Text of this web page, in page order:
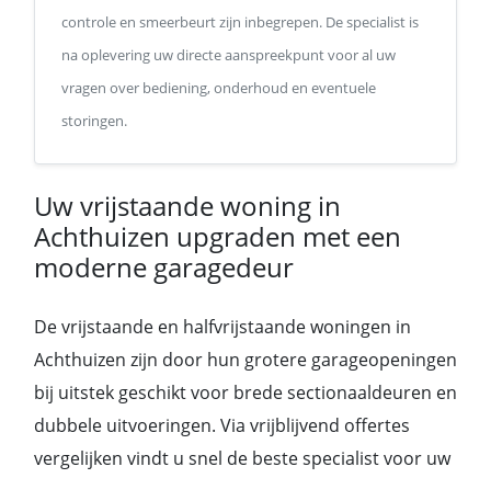
controle en smeerbeurt zijn inbegrepen. De specialist is
na oplevering uw directe aanspreekpunt voor al uw
vragen over bediening, onderhoud en eventuele
storingen.
Uw vrijstaande woning in
Achthuizen upgraden met een
moderne garagedeur
De vrijstaande en halfvrijstaande woningen in
Achthuizen zijn door hun grotere garageopeningen
bij uitstek geschikt voor brede sectionaaldeuren en
dubbele uitvoeringen. Via vrijblijvend offertes
vergelijken vindt u snel de beste specialist voor uw